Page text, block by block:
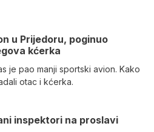
u Prijedoru, poginuo
kćerka
je pao manji sportski avion. Kako
otac i kćerka.
inspektori na proslavi